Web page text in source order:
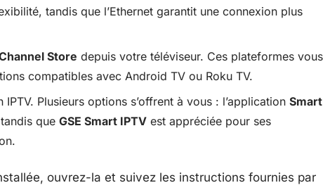
tandis que l’Ethernet garantit une connexion plus
Store depuis votre téléviseur. Ces plateformes vous
compatibles avec Android TV ou Roku TV.
Plusieurs options s’offrent à vous : l’application Smart
que GSE Smart IPTV est appréciée pour ses
ouvrez-la et suivez les instructions fournies par